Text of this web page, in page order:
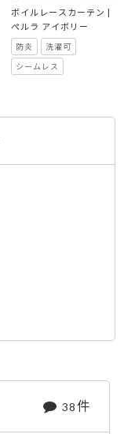
ボイルレースカーテン |
ぺルラ アイボリー
防炎 洗濯可
シームレス
38件